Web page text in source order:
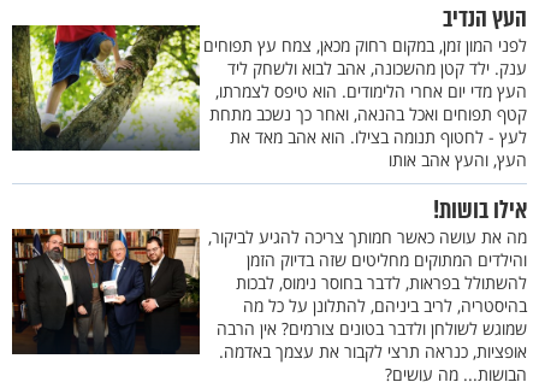
העץ הנדיב
לפני המון זמן, במקום רחוק מכאן, צמח עץ תפוחים
ענק. ילד קטן מהשכונה, אהב לבוא ולשחק ליד
העץ מדי יום אחרי הלימודים. הוא טיפס לצמרתו,
קטף תפוחים ואכל בהנאה, ואחר כך נשכב מתחת
לעץ - לחטוף תנומה בצילו. הוא אהב מאד את
העץ, והעץ אהב אותו
אילו בושות!
מה את עושה כאשר חמותך צריכה להגיע לביקור,
והילדים המתוקים מחליטים שזה בדיוק הזמן
להשתולל בפראות, לדבר בחוסר נימוס, לבכות
בהיסטריה, לריב ביניהם, להתלונן על כל מה
שמוגש לשולחן ולדבר בטונים צורמים? אין הרבה
אופציות, כנראה תרצי לקבור את עצמך באדמה.
הבושות... מה עושים?